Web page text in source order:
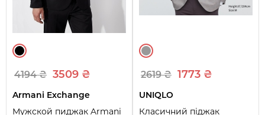
4194 ₴ 3509 ₴
Armani Exchange
Мужской пиджак Armani
2619 ₴ 1773 ₴
UNIQLO
Класичний піджак